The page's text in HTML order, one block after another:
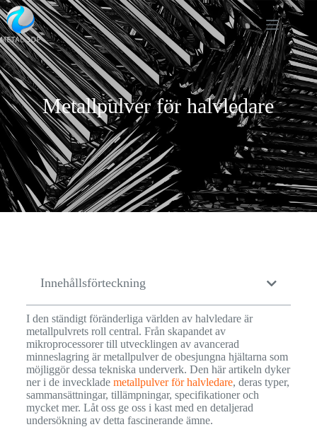
Metallpulver för halvledare
Innehållsförteckning
I den ständigt föränderliga världen av halvledare är
metallpulvrets roll central. Från skapandet av
mikroprocessorer till utvecklingen av avancerad
minneslagring är metallpulver de obesjungna hjältarna som
möjliggör dessa tekniska underverk. Den här artikeln dyker
ner i de invecklade metallpulver för halvledare, deras typer,
sammansättningar, tillämpningar, specifikationer och
mycket mer. Låt oss ge oss i kast med en detaljerad
undersökning av detta fascinerande ämne.